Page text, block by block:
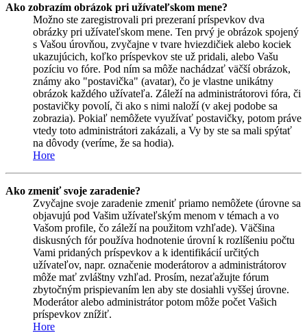
Ako zobrazím obrázok pri užívateľskom mene?
Možno ste zaregistrovali pri prezeraní príspevkov dva
obrázky pri užívateľskom mene. Ten prvý je obrázok spojený
s Vašou úrovňou, zvyčajne v tvare hviezdičiek alebo kociek
ukazujúcich, koľko príspevkov ste už pridali, alebo Vašu
pozíciu vo fóre. Pod ním sa môže nachádzať väčší obrázok,
známy ako "postavička" (avatar), čo je vlastne unikátny
obrázok každého užívateľa. Záleží na administrátorovi fóra, či
postavičky povolí, či ako s nimi naloží (v akej podobe sa
zobrazia). Pokiaľ nemôžete využívať postavičky, potom práve
vtedy toto administrátori zakázali, a Vy by ste sa mali spýtať
na dôvody (veríme, že sa hodia).
Hore
Ako zmeniť svoje zaradenie?
Zvyčajne svoje zaradenie zmeniť priamo nemôžete (úrovne sa
objavujú pod Vašim užívateľským menom v témach a vo
Vašom profile, čo záleží na použitom vzhľade). Väčšina
diskusných fór používa hodnotenie úrovní k rozlíšeniu počtu
Vami pridaných príspevkov a k identifikácií určitých
užívateľov, napr. označenie moderátorov a administrátorov
môže mať zvláštny vzhľad. Prosím, nezaťažujte fórum
zbytočným prispievaním len aby ste dosiahli vyššej úrovne.
Moderátor alebo administrátor potom môže počet Vašich
príspevkov znížiť.
Hore